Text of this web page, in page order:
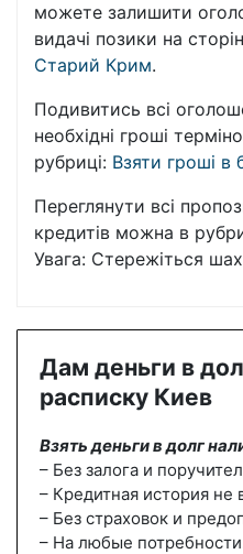
можете залишити
видачі позики на
Старий Крим.
Подивитись всі
необхідні гроші
рубриці: Взяти гроші в
Переглянути всі
кредитів можна в
Увага: Стережіться
Дам деньги в
расписку Киев
Взять деньги в долг
– Без залога и
– Кредитная история не
– Без страховок и
– На любые